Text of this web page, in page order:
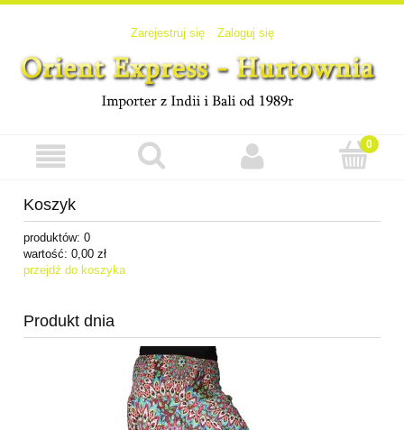
Zarejestruj się Zaloguj się
Koszyk
produktów: 0
wartość: 0,00 zł
przejdź do koszyka
Produkt dnia